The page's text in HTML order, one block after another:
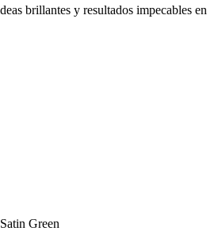
brillantes y resultados impecables en
Green